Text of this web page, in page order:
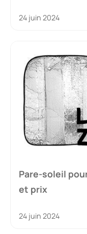
24 juin 2024
Pare-soleil
et prix
24 juin 2024